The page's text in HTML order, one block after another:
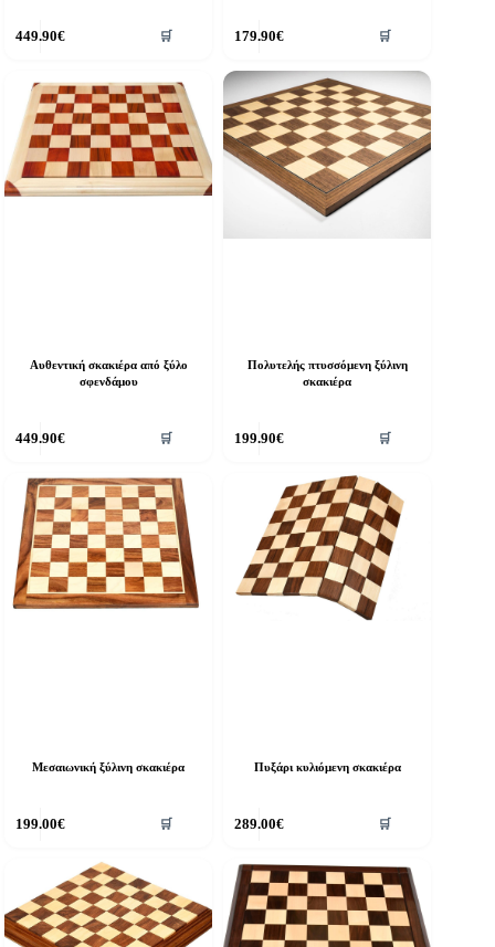
449.90€ 🛒 179.90€ 🛒
Αυθεντική σκακιέρα από ξύλο
σφενδάμου
449.90€ 🛒
Πολυτελής πτυσσόμενη ξύλινη
σκακιέρα
199.90€ 🛒
Μεσαιωνική ξύλινη σκακιέρα
199.00€ 🛒
Πυξάρι κυλιόμενη σκακιέρα
289.00€ 🛒